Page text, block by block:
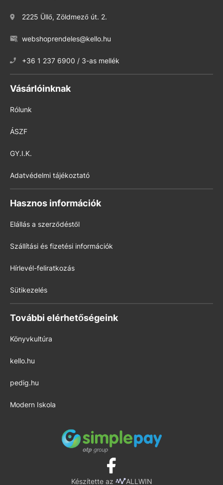
2225 Üllő, Zöldmező út. 2.
webshoprendeles@kello.hu
+36 1 237 6900 / 3-as mellék
Vásárlóinknak
Rólunk
ÁSZF
GY.I.K.
Adatvédelmi tájékoztató
Hasznos információk
Elállás a szerződéstől
Szállítási és fizetési információk
Hírlevél-feliratkozás
Sütikezelés
További elérhetőségeink
Könyvkultúra
kello.hu
pedig.hu
Modern Iskola
Készítette az ALLWIN